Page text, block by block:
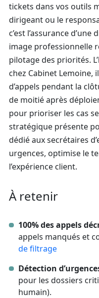
tickets dans vos outils
dirigeant ou le
c’est l’assurance
image professionnelle
pilotage des priorités.
chez Cabinet Lemoine,
d’appels pendant la
de moitié après
pour prioriser les cas
stratégique présente
dédié aux secrétaires
urgences, optimise le
l’expérience client.
À retenir
100% des appels
appels manqués et
de filtrage
Détection
pour les dossiers
humain).